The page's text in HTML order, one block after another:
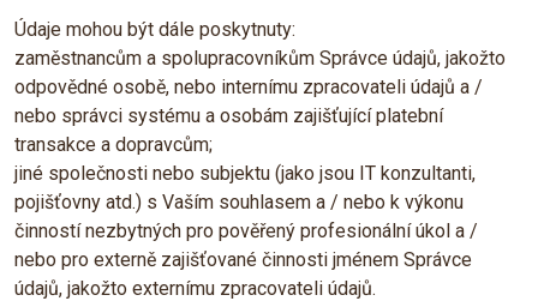
Údaje mohou být dále poskytnuty:
zaměstnancům a spolupracovníkům Správce údajů, jakožto
odpovědné osobě, nebo internímu zpracovateli údajů a /
nebo správci systému a osobám zajišťující platební
transakce a dopravcům;
jiné společnosti nebo subjektu (jako jsou IT konzultanti,
pojišťovny atd.) s Vaším souhlasem a / nebo k výkonu
činností nezbytných pro pověřený profesionální úkol a /
nebo pro externě zajišťované činnosti jménem Správce
údajů, jakožto externímu zpracovateli údajů.